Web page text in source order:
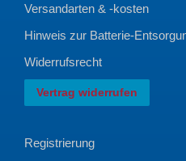
Versandarten & -kosten
Hinweis zur Batterie-
Widerrufsrecht
Vertrag widerrufen
Registrierung